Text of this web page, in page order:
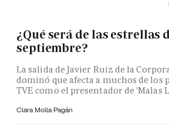
¿Qué será de las estrellas
septiembre?
La salida de Javier Ruiz de la
dominó que afecta a muchos de los
TVE como el presentador de 'Malas
Clara Molla Pagán